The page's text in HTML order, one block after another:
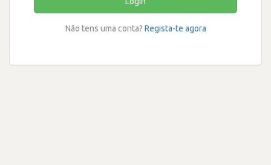
Não tens uma conta? Regista-te agora